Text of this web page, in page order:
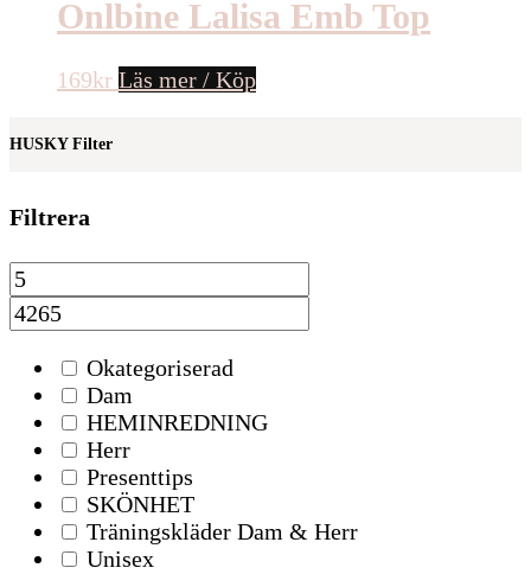
Onlbine Lalisa Emb Top
169kr Läs mer / Köp
HUSKY Filter
Filtrera
Okategoriserad
Dam
HEMINREDNING
Herr
Presenttips
SKÖNHET
Träningskläder Dam & Herr
Unisex